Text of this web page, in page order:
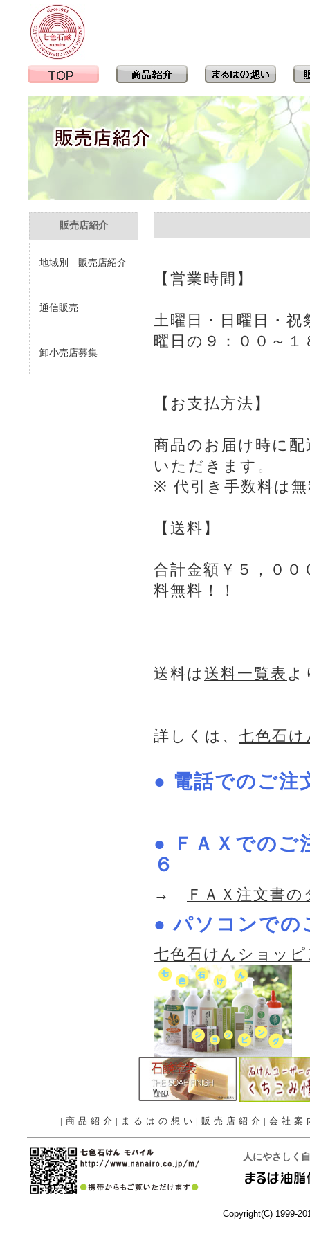
販売店紹介
【営業時間】
土曜日・日曜日・
曜日の９：００～
【お支払方法】
商品のお届け時に
いただきます。
※ 代引き手数料は
【送料】
合計金額￥５，０
料無料！！
送料は 送料一覧表 よ
詳しくは、 七色石
● 電話でのご
● ＦＡＸでの
６
→ ＦＡＸ注文書
● パソコンでの
七色石けんショッ
地域別 販売店紹介
通信販売
卸小売店募集
| 商品紹介 | まるはの想い | 販売店紹介 | 会社案
人にやさしく
Copyright(C) 1999-